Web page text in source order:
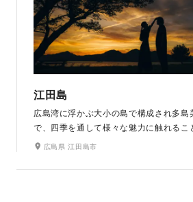
江田島
広島湾に浮かぶ大小の島で構成され多島
で、四季を通して様々な魅力に触れるこ
での落ち着いた雰囲気、海が見えるまっ
情を見せてくれる景色が魅力のひとつで
広島県 江田島市